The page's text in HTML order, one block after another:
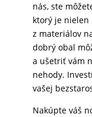
nás, ste
ktorý je nielen
z materiálov
dobrý obal
a ušetriť vám
nehody.
vašej
Nakúpte váš